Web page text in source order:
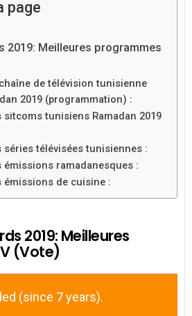
page
2019: Meilleures programmes
de télévision tunisienne
2019 (programmation) :
sitcoms tunisiens Ramadan 2019
séries télévisées tunisiennes :
émissions ramadanesques :
émissions de cuisine :
2019: Meilleures
(Vote)
(since 7 years).